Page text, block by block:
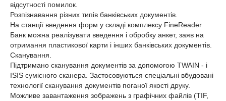
відсутності помилок.
Розпізнавання різних типів банківських документів.
На станції введення форм у складі комплексу FineReader
Банк можна реалізувати введення і обробку анкет, заяв на
отримання пластикової карти і інших банківських документів.
Сканування.
Підтримано сканування документів за допомогою TWAIN - і
ISIS сумісного сканера. Застосовуються спеціальні вбудовані
технології сканування документів поганої якості друку.
Можливе завантаження зображень з графічних файлів (TIF,